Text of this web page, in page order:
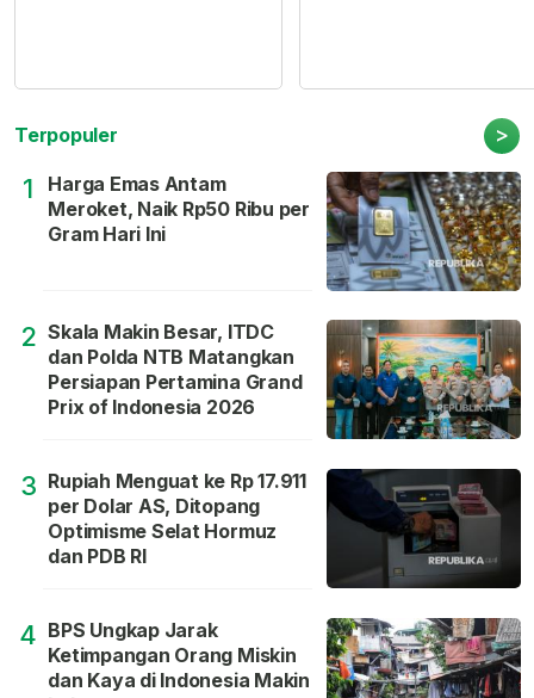
Terpopuler >
1
Harga Emas Antam
Meroket, Naik Rp50 Ribu per
Gram Hari Ini
2 Skala Makin Besar, ITDC
dan Polda NTB Matangkan
Persiapan Pertamina Grand
Prix of Indonesia 2026
3 Rupiah Menguat ke Rp 17.911
per Dolar AS, Ditopang
Optimisme Selat Hormuz
dan PDB RI
4 BPS Ungkap Jarak
Ketimpangan Orang Miskin
dan Kaya di Indonesia Makin